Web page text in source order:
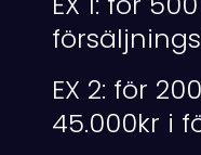
EX 2: för
45.000kr i